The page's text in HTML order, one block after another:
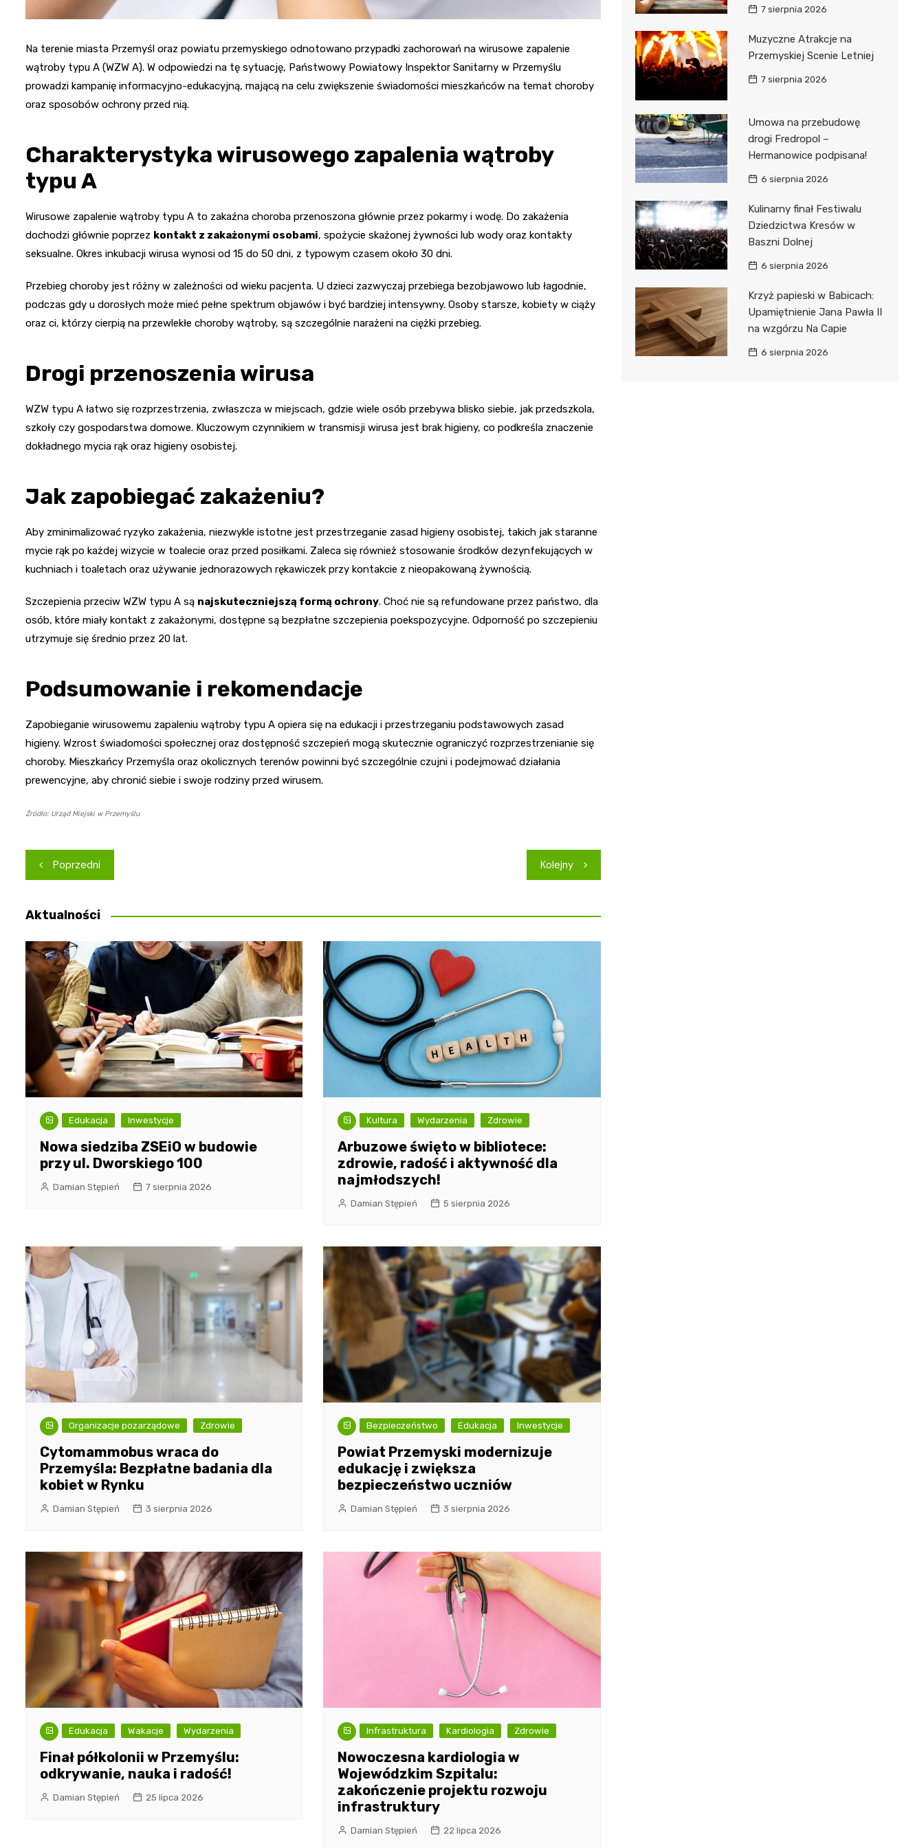
Na terenie miasta Przemyśl oraz powiatu przemyskiego odnotowano przypadki zachorowań na wirusowe zapalenie
wątroby typu A (WZW A). W odpowiedzi na tę sytuację, Państwowy Powiatowy Inspektor Sanitarny w Przemyślu
prowadzi kampanię informacyjno-edukacyjną, mającą na celu zwiększenie świadomości mieszkańców na temat choroby
oraz sposobów ochrony przed nią.
Charakterystyka wirusowego zapalenia wątroby
typu A
Wirusowe zapalenie wątroby typu A to zakaźna choroba przenoszona głównie przez pokarmy i wodę. Do zakażenia
dochodzi głównie poprzez kontakt z zakażonymi osobami, spożycie skażonej żywności lub wody oraz kontakty
seksualne. Okres inkubacji wirusa wynosi od 15 do 50 dni, z typowym czasem około 30 dni.
Przebieg choroby jest różny w zależności od wieku pacjenta. U dzieci zazwyczaj przebiega bezobjawowo lub łagodnie,
podczas gdy u dorosłych może mieć pełne spektrum objawów i być bardziej intensywny. Osoby starsze, kobiety w ciąży
oraz ci, którzy cierpią na przewlekłe choroby wątroby, są szczególnie narażeni na ciężki przebieg.
Drogi przenoszenia wirusa
WZW typu A łatwo się rozprzestrzenia, zwłaszcza w miejscach, gdzie wiele osób przebywa blisko siebie, jak przedszkola,
szkoły czy gospodarstwa domowe. Kluczowym czynnikiem w transmisji wirusa jest brak higieny, co podkreśla znaczenie
dokładnego mycia rąk oraz higieny osobistej.
Jak zapobiegać zakażeniu?
Aby zminimalizować ryzyko zakażenia, niezwykle istotne jest przestrzeganie zasad higieny osobistej, takich jak staranne
mycie rąk po każdej wizycie w toalecie oraz przed posiłkami. Zaleca się również stosowanie środków dezynfekujących w
kuchniach i toaletach oraz używanie jednorazowych rękawiczek przy kontakcie z nieopakowaną żywnością.
Szczepienia przeciw WZW typu A są najskuteczniejszą formą ochrony. Choć nie są refundowane przez państwo, dla
osób, które miały kontakt z zakażonymi, dostępne są bezpłatne szczepienia poekspozycyjne. Odporność po szczepieniu
utrzymuje się średnio przez 20 lat.
Podsumowanie i rekomendacje
Zapobieganie wirusowemu zapaleniu wątroby typu A opiera się na edukacji i przestrzeganiu podstawowych zasad
higieny. Wzrost świadomości społecznej oraz dostępność szczepień mogą skutecznie ograniczyć rozprzestrzenianie się
choroby. Mieszkańcy Przemyśla oraz okolicznych terenów powinni być szczególnie czujni i podejmować działania
prewencyjne, aby chronić siebie i swoje rodziny przed wirusem.
Źródło: Urząd Miejski w Przemyślu
Nawigacja
wpisu
Poprzedni Kolejny
Aktualności
Edukacja Inwestycje
Nowa siedziba ZSEiO w budowie
przy ul. Dworskiego 100
Damian Stępień 7 sierpnia 2026
Kultura Wydarzenia Zdrowie
Arbuzowe święto w bibliotece:
zdrowie, radość i aktywność dla
najmłodszych!
Damian Stępień 5 sierpnia 2026
Organizacje pozarządowe Zdrowie
Cytomammobus wraca do
Przemyśla: Bezpłatne badania dla
kobiet w Rynku
Damian Stępień 3 sierpnia 2026
Bezpieczeństwo Edukacja Inwestycje
Powiat Przemyski modernizuje
edukację i zwiększa
bezpieczeństwo uczniów
Damian Stępień 3 sierpnia 2026
Edukacja Wakacje Wydarzenia
Finał półkolonii w Przemyślu:
odkrywanie, nauka i radość!
Damian Stępień 25 lipca 2026
Infrastruktura Kardiologia Zdrowie
Nowoczesna kardiologia w
Wojewódzkim Szpitalu:
zakończenie projektu rozwoju
infrastruktury
Damian Stępień 22 lipca 2026
7 sierpnia 2026
Muzyczne Atrakcje na
Przemyskiej Scenie Letniej
7 sierpnia 2026
Umowa na przebudowę
drogi Fredropol –
Hermanowice podpisana!
6 sierpnia 2026
Kulinarny finał Festiwalu
Dziedzictwa Kresów w
Baszni Dolnej
6 sierpnia 2026
Krzyż papieski w Babicach:
Upamiętnienie Jana Pawła II
na wzgórzu Na Capie
6 sierpnia 2026